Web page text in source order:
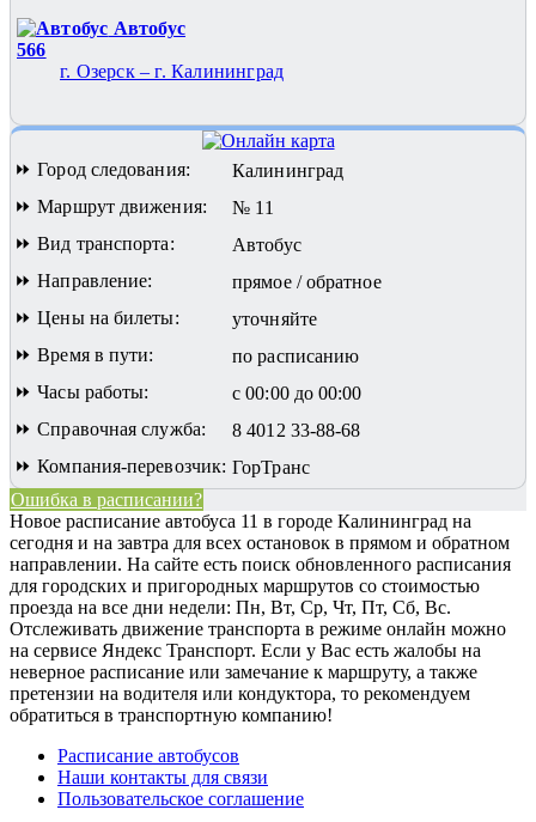
Автобус
566
г. Озерск – г. Калининград
⏩ Город следования:
Калининград
⏩ Маршрут движения:
№ 11
⏩ Вид транспорта:
Автобус
⏩ Направление:
прямое / обратное
⏩ Цены на билеты:
уточняйте
⏩ Время в пути:
по расписанию
⏩ Часы работы:
с 00:00 до 00:00
⏩ Справочная служба:
8 4012 33-88-68
⏩ Компания-перевозчик: ГорТранс
Ошибка в расписании?
Новое расписание автобуса 11 в городе Калининград на
сегодня и на завтра для всех остановок в прямом и обратном
направлении. На сайте есть поиск обновленного расписания
для городских и пригородных маршрутов со стоимостью
проезда на все дни недели: Пн, Вт, Ср, Чт, Пт, Сб, Вс.
Отслеживать движение транспорта в режиме онлайн можно
на сервисе Яндекс Транспорт. Если у Вас есть жалобы на
неверное расписание или замечание к маршруту, а также
претензии на водителя или кондуктора, то рекомендуем
обратиться в транспортную компанию!
Расписание автобусов
Наши контакты для связи
Пользовательское соглашение